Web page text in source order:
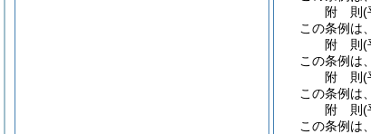
附 則(
この条例は
附 則(
この条例は
附 則(
この条例は
附 則(
この条例は